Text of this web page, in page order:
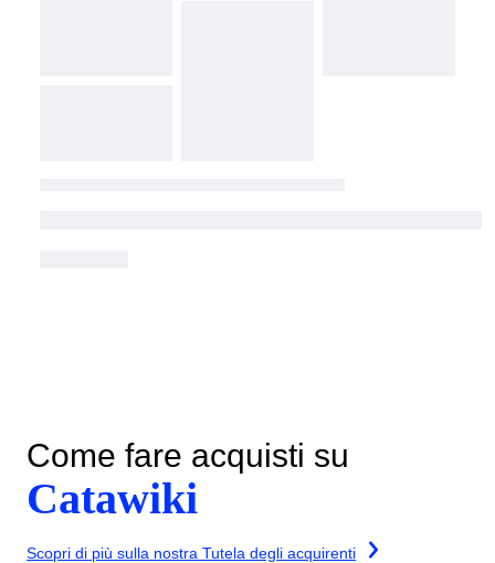
Come fare acquisti su
Catawiki
Scopri di più sulla nostra Tutela degli acquirenti